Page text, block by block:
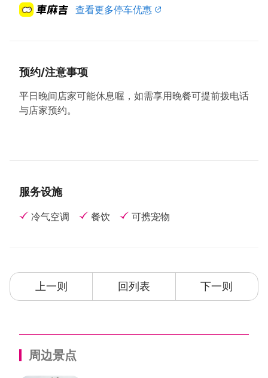
查看更多停车优惠
预约/注意事项
平日晚间店家可能休息喔，如需享用晚餐可提前拨电话
与店家预约。
服务设施
冷气空调 餐饮 可携宠物
上一则 回列表 下一则
周边景点